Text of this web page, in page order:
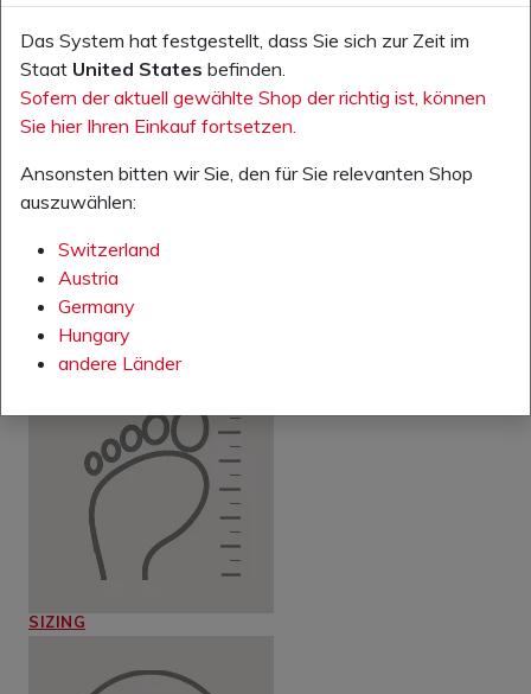
TERMS AND CONDITIONS
SIZING
Das System hat festgestellt, dass Sie sich zur Zeit im
Staat United States befinden.
Sofern der aktuell gewählte Shop der richtig ist, können
Sie hier Ihren Einkauf fortsetzen.
Ansonsten bitten wir Sie, den für Sie relevanten Shop
auszuwählen:
Switzerland
Austria
Germany
Hungary
andere Länder